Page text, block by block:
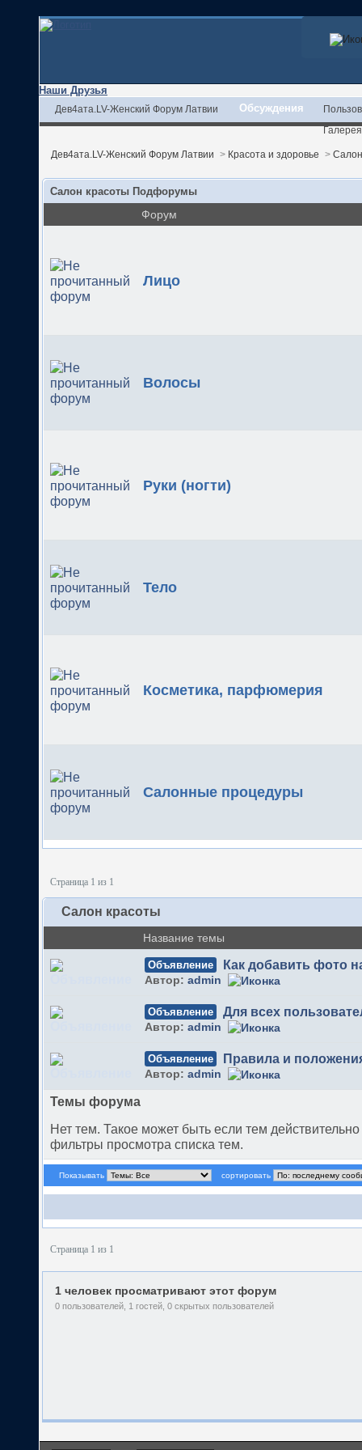
Наши Друзья
Дев4ата.LV-Женский Форум Латвии Обсуждения
Галерея
Дев4ата.LV-Женский Форум Латвии > Красота и здоровье >
Салон красоты Подфорумы
Форум
Лицо
Волосы
Руки (ногти)
Тело
Косметика, парфюмерия
Салонные процедуры
Страница 1 из 1
Салон красоты
Название темы
Объявление Как добавить фото
Автор: admin
Объявление Для всех
Автор: admin
Объявление Правила и
Автор: admin
Темы форума
Нет тем. Такое может быть если тем
фильтры просмотра списка тем.
Показывать сортировать
Страница 1 из 1
1 человек просматривают этот форум
0 пользователей, 1 гостей, 0 скрытых пользователей